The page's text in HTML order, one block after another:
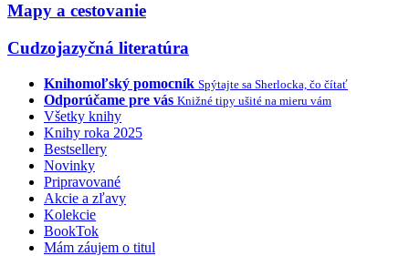
Mapy a cestovanie
Cudzojazyčná literatúra
Knihomoľský pomocník Spýtajte sa Sherlocka, čo čítať
Odporúčame pre vás Knižné tipy ušité na mieru vám
Všetky knihy
Knihy roka 2025
Bestsellery
Novinky
Pripravované
Akcie a zľavy
Kolekcie
BookTok
Mám záujem o titul